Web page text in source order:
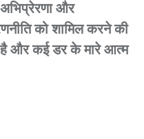
और
को शामिल करने की
है और कई डर के मारे आत्म